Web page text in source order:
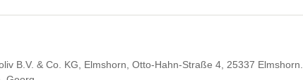
B.V. & Co. KG, Elmshorn, Otto-Hahn-Straße 4, 25337 Elmshorn.